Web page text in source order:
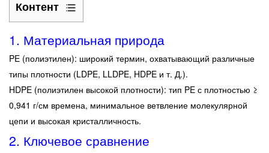
Контент
1
1.
Материальная
природа
2
2.
Ключевое
сравнение
1. Материальная природа
PE (полиэтилен): широкий термин, охватывающий различные
типы плотности (LDPE, LLDPE, HDPE и т. Д.).
HDPE (полиэтилен высокой плотности): тип PE с плотностью ≥
0,941 г/см времена, минимальное ветвление молекулярной
цепи и высокая кристалличность.
2. Ключевое сравнение